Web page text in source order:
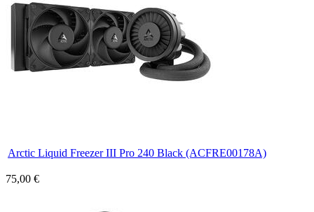
Arctic Liquid Freezer III Pro 240 Black (ACFRE00178A)
75,00 €